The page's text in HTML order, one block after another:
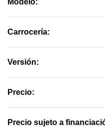
Carrocería:
Versión:
Precio:
Precio sujeto a